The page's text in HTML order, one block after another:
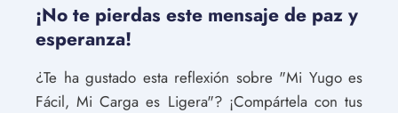
¡No te pierdas este mensaje de paz y
esperanza!
¿Te ha gustado esta reflexión sobre "Mi Yugo es
Fácil, Mi Carga es Ligera"? ¡Compártela con tus